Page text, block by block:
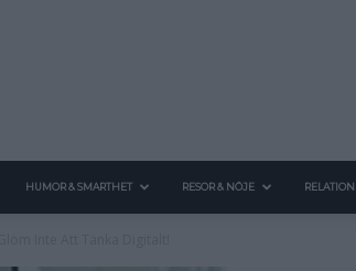
HUMOR & SMARTHET RESOR & NÖJE